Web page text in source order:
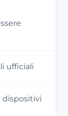
ufficiali
dispositivi